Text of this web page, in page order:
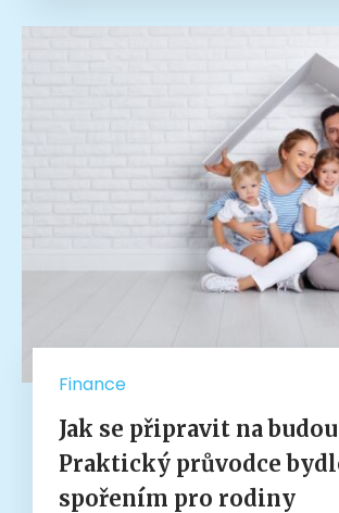
Finance
Jak se připravit na
Praktický průvodce
spořením pro rodiny